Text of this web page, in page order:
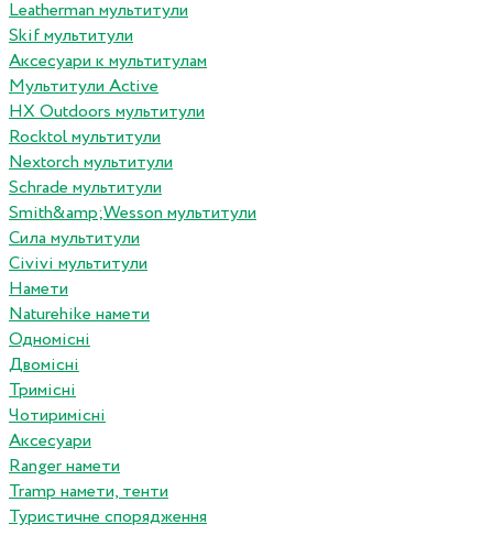
Leatherman мультитули
Skif мультитули
Аксесуари к мультитулам
Мультитули Active
HX Outdoors мультитули
Rocktol мультитули
Nextorch мультитули
Schrade мультитули
Smith&amp;Wesson мультитули
Сила мультитули
Civivi мультитули
Намети
Naturehike намети
Одномісні
Двомісні
Тримісні
Чотиримісні
Аксесуари
Ranger намети
Tramp намети, тенти
Туристичне спорядження